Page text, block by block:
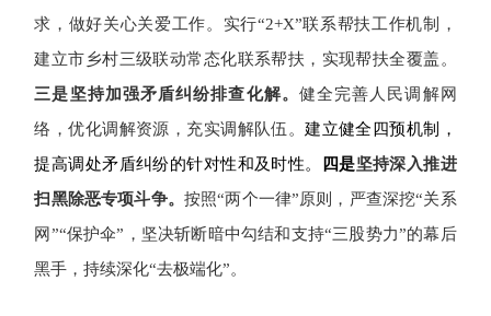
求，做好关心关爱工作。实行“2+X”联系帮扶工作机制，
建立市乡村三级联动常态化联系帮扶，实现帮扶全覆盖。
三是坚持加强矛盾纠纷排查化解。 健全完善人民调解网
络，优化调解资源，充实调解队伍。建立健全四预机制，
提高调处矛盾纠纷的针对性和及时性。
四是坚持深入推进
扫黑除恶专项斗争。 按照“两个一律”原则，严查深挖“关系
网”“保护伞”，坚决斩断暗中勾结和支持“三股势力”的幕后
黑手，持续深化“去极端化”。